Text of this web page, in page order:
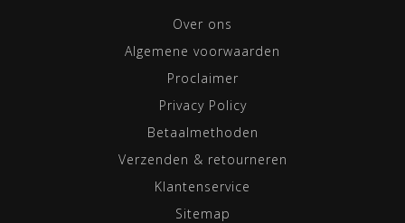
Over ons
Algemene voorwaarden
Proclaimer
Privacy Policy
Betaalmethoden
Verzenden & retourneren
Klantenservice
Sitemap